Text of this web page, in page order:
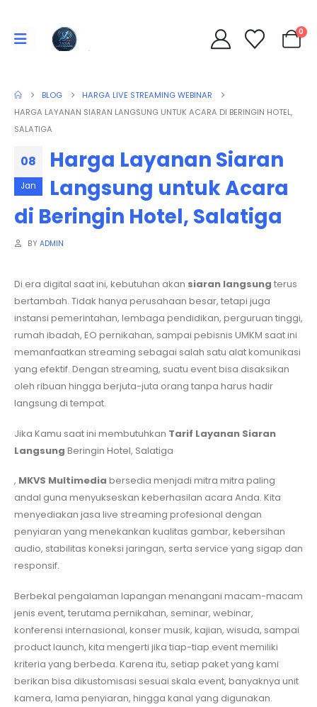
0
BLOG
HARGA LIVE STREAMING WEBINAR
HARGA LAYANAN SIARAN LANGSUNG UNTUK ACARA DI BERINGIN HOTEL,
SALATIGA
08
Jan
Harga Layanan Siaran
Langsung untuk Acara
di Beringin Hotel, Salatiga
BY ADMIN
Di era digital saat ini, kebutuhan akan siaran langsung terus
bertambah. Tidak hanya perusahaan besar, tetapi juga
instansi pemerintahan, lembaga pendidikan, perguruan tinggi,
rumah ibadah, EO pernikahan, sampai pebisnis UMKM saat ini
memanfaatkan streaming sebagai salah satu alat komunikasi
yang efektif. Dengan streaming, suatu event bisa disaksikan
oleh ribuan hingga berjuta-juta orang tanpa harus hadir
langsung di tempat.
Jika Kamu saat ini membutuhkan Tarif Layanan Siaran
Langsung Beringin Hotel, Salatiga
, MKVS Multimedia bersedia menjadi mitra mitra paling
andal guna menyukseskan keberhasilan acara Anda. Kita
menyediakan jasa live streaming profesional dengan
penyiaran yang menekankan kualitas gambar, kebersihan
audio, stabilitas koneksi jaringan, serta service yang sigap dan
responsif.
Berbekal pengalaman lapangan menangani macam-macam
jenis event, terutama pernikahan, seminar, webinar,
konferensi internasional, konser musik, kajian, wisuda, sampai
product launch, kita mengerti jika tiap-tiap event memiliki
kriteria yang berbeda. Karena itu, setiap paket yang kami
berikan bisa dikustomisasi sesuai skala event, banyaknya unit
kamera, lama penyiaran, hingga kanal yang digunakan.